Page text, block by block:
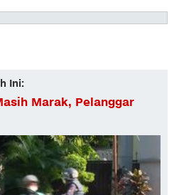
Ini:
Marak, Pelanggar